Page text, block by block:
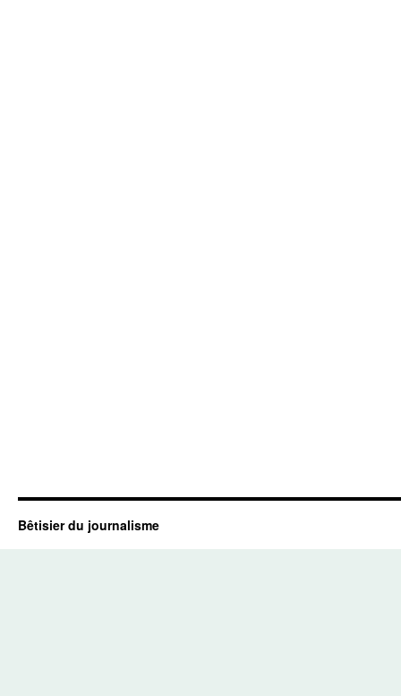
Bêtisier du journalisme